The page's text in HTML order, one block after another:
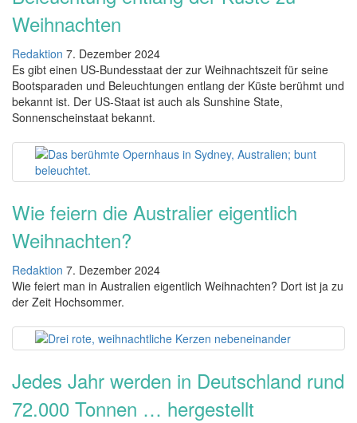
Weihnachten
Redaktion 7. Dezember 2024
Es gibt einen US-Bundesstaat der zur Weihnachtszeit für seine
Bootsparaden und Beleuchtungen entlang der Küste berühmt und
bekannt ist. Der US-Staat ist auch als Sunshine State,
Sonnenscheinstaat bekannt.
Wie feiern die Australier eigentlich
Weihnachten?
Redaktion 7. Dezember 2024
Wie feiert man in Australien eigentlich Weihnachten? Dort ist ja zu
der Zeit Hochsommer.
Jedes Jahr werden in Deutschland rund
72.000 Tonnen … hergestellt